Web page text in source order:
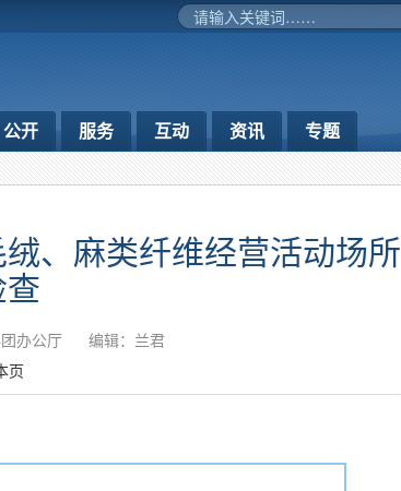
公开 服务 互动 资讯 专题
、麻类纤维经营活动场所
查
办公厅
编辑：兰君
页